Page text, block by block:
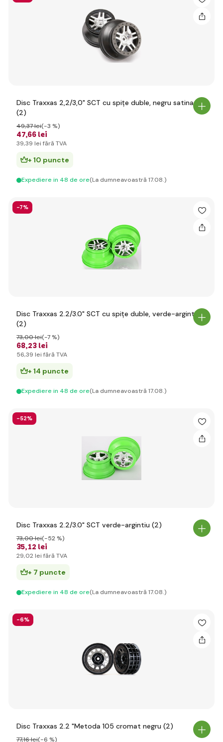
Disc Traxxas 2,2/3,0" SCT cu spițe duble, negru satinat
(2)
47,66 lei
49,37 lei(-3 %)
39,39 lei fără TVA
+ 10 puncte
Expediere in 48 de ore(La dumneavoastră 17.08.)
-7%
Disc Traxxas 2.2/3.0" SCT cu spițe duble, verde-argintiu
(2)
68,23 lei
73,00 lei(-7 %)
56,39 lei fără TVA
+ 14 puncte
Expediere in 48 de ore(La dumneavoastră 17.08.)
-52%
Disc Traxxas 2.2/3.0" SCT verde-argintiu (2)
35,12 lei
73,00 lei(-52 %)
29,02 lei fără TVA
+ 7 puncte
Expediere in 48 de ore(La dumneavoastră 17.08.)
-6%
Disc Traxxas 2.2 "Metoda 105 cromat negru (2)
77,16 lei(-6 %)